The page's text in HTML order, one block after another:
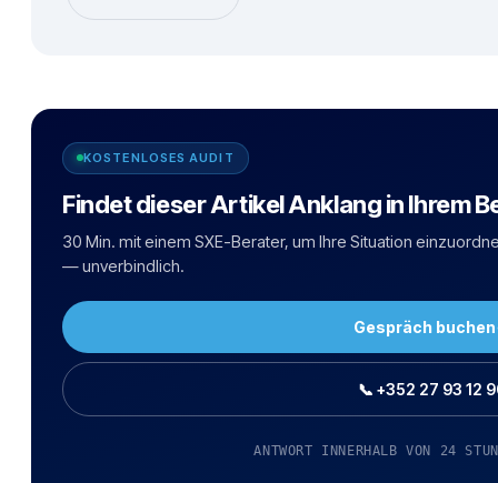
KOSTENLOSES AUDIT
Findet dieser Artikel Anklang in Ihrem
30 Min. mit einem SXE-Berater, um Ihre Situation
— unverbindlich.
Gespräch buchen
📞 +352 27 93 12
ANTWORT INNERHALB VON 24